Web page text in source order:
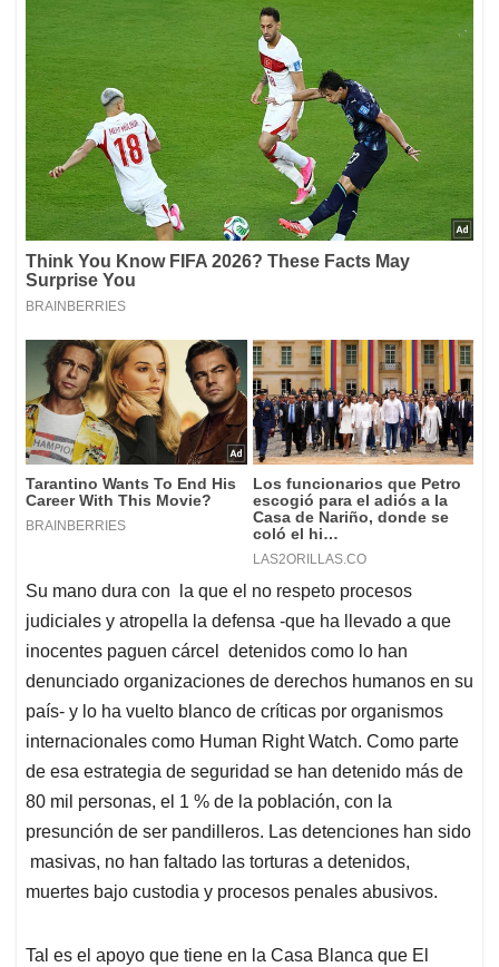
Su mano dura con la que el no respeto procesos
judiciales y atropella la defensa -que ha llevado a que
inocentes paguen cárcel detenidos como lo han
denunciado organizaciones de derechos humanos en su
país- y lo ha vuelto blanco de críticas por organismos
internacionales como Human Right Watch. Como parte
de esa estrategia de seguridad se han detenido más de
80 mil personas, el 1 % de la población, con la
presunción de ser pandilleros. Las detenciones han sido
masivas, no han faltado las torturas a detenidos,
muertes bajo custodia y procesos penales abusivos.
Tal es el apoyo que tiene en la Casa Blanca que El